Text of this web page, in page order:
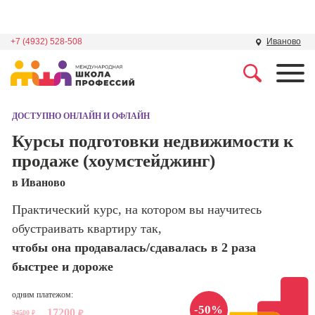
+7 (4932) 528-508 Иваново
Школа дизайна
Школа нейросетей и
Школа психологии
Школа актерского
поисковой
сайтов)
Интернет-
Менеджер по
ДОСТУПНО ОНЛАЙН И ОФЛАЙН
Курсы подготовки недвижимости к
продаже (хоумстейджинг)
в Иваново
Практический курс, на котором вы научитесь
обустраивать квартиру так,
чтобы она продавалась/сдавалась в 2 раза
быстрее и дороже
-50%
одним платежом:
34500 ₽ 17200